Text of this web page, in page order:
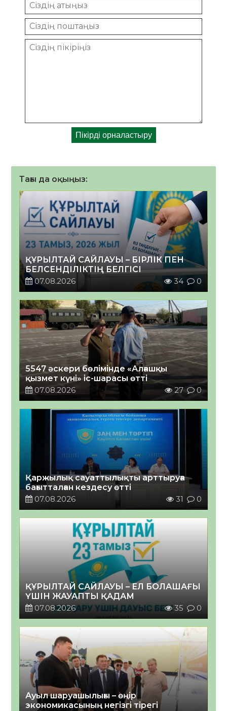
Тағы да оқыңыз:
ҚҰРЫЛТАЙ САЙЛАУЫ – БІРЛІК ПЕН
БЕЛСЕНДІЛІКТІҢ БЕЛГІСІ
07.08.2026
34 0
5547 әскери бөлімінде «Алғашқы
қызмет күні» іс-шарасы өтті
07.08.2026
27 0
Қаржылық сауаттылықты арттыруға
бағытталған кездесу өтті
07.08.2026
31 0
ҚҰРЫЛТАЙ САЙЛАУЫ – ЕЛ БОЛАШАҒЫ
ҮШІН ЖАУАПТЫ ҚАДАМ
07.08.2026
35 0
Ауыл шаруашылығы – өңір
экономикасының негізгі тірегі